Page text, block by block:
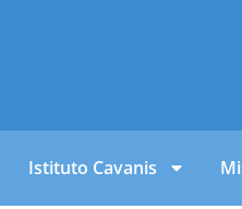
Istituto Cavanis